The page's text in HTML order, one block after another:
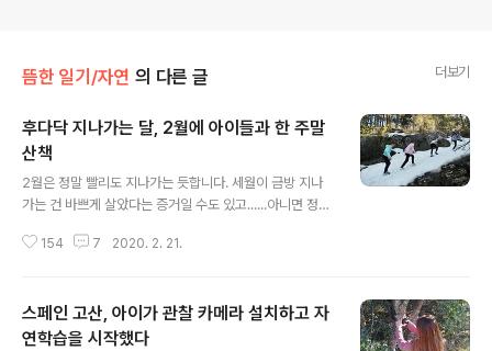
뜸한 일기/자연 의 다른 글 더보기
후다닥 지나가는 달, 2월에 아이들과 한 주말
산책
2월은 정말 빨리도 지나가는 듯합니다. 세월이 금방 지나
가는 건 바쁘게 살았다는 증거일 수도 있고......아니면 정말
월은 날씨가 따뜻합니다. 아랫마을에는 한국의 매화와 비
런 기운에 속으면 안 된답니다. 주말에는 자연공원에서 근
무하는 아빠를 보기 위해 우리 네 모녀는 가끔 자연공원에
154 7 2020. 2. 21.
스페인 고산, 아이가 관찰 카메라 설치하고 자
연학습을 시작했다